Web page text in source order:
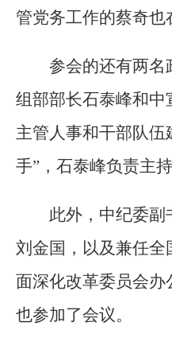
管党务工作的蔡奇也
参会的还有两名
组部部长石泰峰和中
主管人事和干部队伍
手”，石泰峰负责主持
此外，中纪委
刘金国，以及兼任
面深化改革委员会办
也参加了会议。